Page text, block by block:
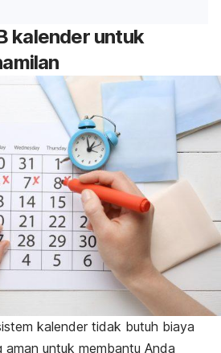
kalender untuk
kalender tidak butuh biaya
untuk membantu Anda